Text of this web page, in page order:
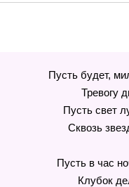
Пусть будет,
Тревогу
Пусть свет
Сквозь
Пусть в час
Клубок